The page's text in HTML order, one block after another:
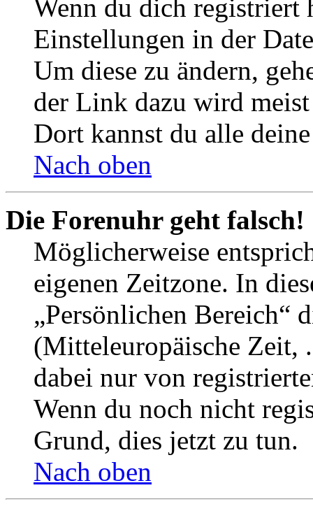
Wenn du dich registriert
Einstellungen in der
Um diese zu ändern,
der Link dazu wird
Dort kannst du alle
Nach oben
Die Forenuhr geht falsch!
Möglicherweise
eigenen Zeitzone. In
„Persönlichen Bereich“
(Mitteleuropäische Zeit,
dabei nur von
Wenn du noch nicht
Grund, dies jetzt zu tun.
Nach oben